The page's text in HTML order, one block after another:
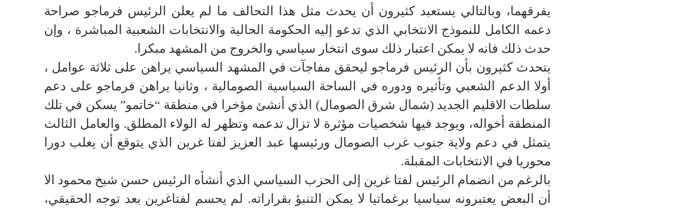
يفرقهما، وبالتالي يستعبد كثيرون أن يحدث مثل هذا التحالف ما لم يعلن الرئيس فرماجو صراحة
دعمه الكامل للنموذج الانتخابي الذي تدعو إليه الحكومة الحالية والانتخابات الشعبية المباشرة ، وإن
حدث ذلك فانه لا يمكن اعتبار ذلك سوى انتخار سياسي والخروج من المشهد مبكرا.
يتحدث كثيرون بأن الرئيس فرماجو ليحقق مفاجآت في المشهد السياسي يراهن على ثلاثة عوامل ،
أولا الدعم الشعبي وتأثيره ودوره في الساحة السياسية الصومالية ، وثانيا يراهن فرماجو على دعم
سلطات الاقليم الجديد (شمال شرق الصومال) الذي أنشئ مؤخرا في منطقة “خاتمو” يسكن في تلك
المنطقة أخواله، ويوجد فيها شخصيات مؤثرة لا تزال تدعمه وتظهر له الولاء المطلق. والعامل الثالث
يتمثل في دعم ولاية جنوب غرب الصومال ورئيسها عبد العزيز لفتا غرين الذي يتوقع أن يعلب دورا
محوريا في الانتخابات المقبلة.
بالرغم من انضمام الرئيس لفتا غرين إلى الحزب السياسي الذي أنشأه الرئيس حسن شيخ محمود الا
أن البعض يعتبرونه سياسيا برغماتيا لا يمكن التنبؤ بقراراته. لم يحسم لفتاغرين بعد توجه الحقيقي،